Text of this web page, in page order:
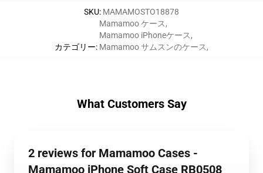
SKU: MAMAMOSTO18878
カテゴリー:
Mamamoo ケース,
Mamamoo iPhoneケース,
Mamamoo サムスンのケース,
What Customers Say
2 reviews for Mamamoo Cases -
Mamamoo iPhone Soft Case RB0508